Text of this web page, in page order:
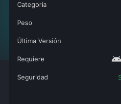
Categoría
Peso
Última Versión
Requiere android
Seguridad